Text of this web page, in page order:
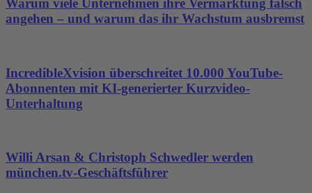
Warum viele Unternehmen ihre Vermarktung falsch
angehen – und warum das ihr Wachstum ausbremst
IncredibleXvision überschreitet 10.000 YouTube-
Abonnenten mit KI-generierter Kurzvideo-
Unterhaltung
Willi Arsan & Christoph Schwedler werden
münchen.tv-Geschäftsführer